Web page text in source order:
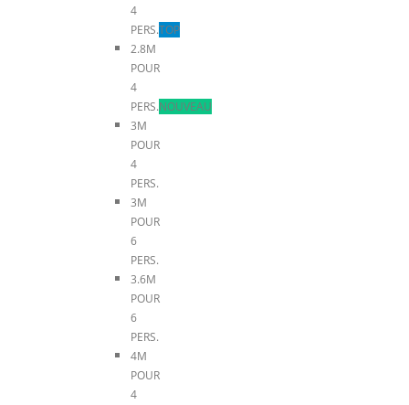
4
PERS.TOP
2.8M
POUR
4
PERS.NOUVEAU
3M
POUR
4
PERS.
3M
POUR
6
PERS.
3.6M
POUR
6
PERS.
4M
POUR
4